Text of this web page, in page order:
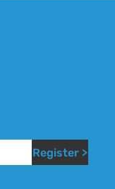
Register >